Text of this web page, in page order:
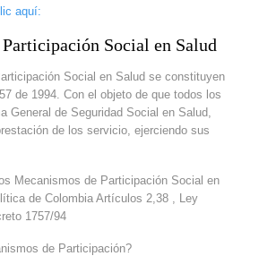
aquí:
Social en Salud
Social en Salud se constituyen
de 1994. Con el objeto de que todos los
General de Seguridad Social en Salud,
de los servicio, ejerciendo sus
Mecanismos de Participación Social en
de Colombia Artículos 2,38 , Ley
1757/94
de Participación?